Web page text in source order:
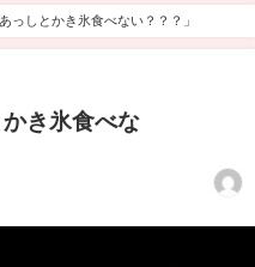
っしとかき氷食べない？？？」
かき氷食べな